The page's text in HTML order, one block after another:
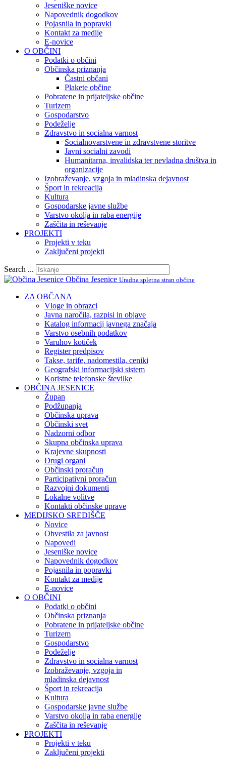
Jeseniške novice
Napovednik dogodkov
Pojasnila in popravki
Kontakt za medije
E-novice
O OBČINI
Podatki o občini
Občinska priznanja
Častni občani
Plakete občine
Pobratene in prijateljske občine
Turizem
Gospodarstvo
Podeželje
Zdravstvo in socialna varnost
Socialnovarstvene in zdravstvene storitve
Javni socialni zavodi
Humanitarna, invalidska ter nevladna društva in
organizacije
Izobraževanje, vzgoja in mladinska dejavnost
Šport in rekreacija
Kultura
Gospodarske javne službe
Varstvo okolja in raba energije
Zaščita in reševanje
PROJEKTI
Projekti v teku
Zaključeni projekti
Search ...
Občina Jesenice Uradna spletna stran občine
ZA OBČANA
Vloge in obrazci
Javna naročila, razpisi in objave
Katalog informacij javnega značaja
Varstvo osebnih podatkov
Varuhov kotiček
Register predpisov
Takse, tarife, nadomestila, ceniki
Geografski informacijski sistem
Koristne telefonske številke
OBČINA JESENICE
Župan
Podžupanja
Občinska uprava
Občinski svet
Nadzorni odbor
Skupna občinska uprava
Krajevne skupnosti
Drugi organi
Občinski proračun
Participativni proračun
Razvojni dokumenti
Lokalne volitve
Kontakti občinske uprave
MEDIJSKO SREDIŠČE
Novice
Obvestila za javnost
Napovedi
Jeseniške novice
Napovednik dogodkov
Pojasnila in popravki
Kontakt za medije
E-novice
O OBČINI
Podatki o občini
Občinska priznanja
Pobratene in prijateljske občine
Turizem
Gospodarstvo
Podeželje
Zdravstvo in socialna varnost
Izobraževanje, vzgoja in
mladinska dejavnost
Šport in rekreacija
Kultura
Gospodarske javne službe
Varstvo okolja in raba energije
Zaščita in reševanje
PROJEKTI
Projekti v teku
Zaključeni projekti